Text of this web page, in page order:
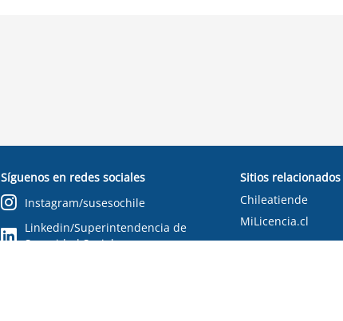
Síguenos en redes sociales
Instagram/susesochile
Linkedin/Superintendencia de
Seguridad Social
Sitios relacionados
Chileatiende
MiLicencia.cl